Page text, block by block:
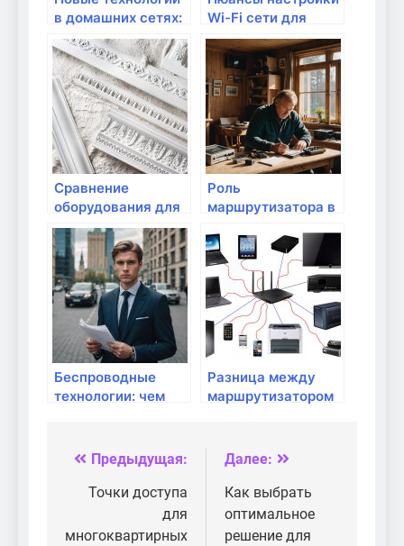
в домашних сетях:
что стоит знать?
Wi-Fi сети для
умного дома
Сравнение
оборудования для
умного дома: что
важно?
Роль
маршрутизатора в
основные функции
Беспроводные
технологии: чем
Разница между
маршрутизатором
Навигация
по
записям
Предыдущая:
Точки доступа
для
многоквартирных
Далее:
Как выбрать
оптимальное
решение для